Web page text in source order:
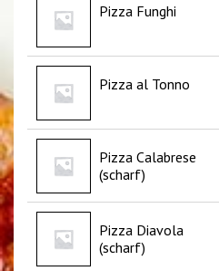
Pizza Funghi
Pizza al Tonno
Pizza Calabrese
(scharf)
Pizza Diavola
(scharf)